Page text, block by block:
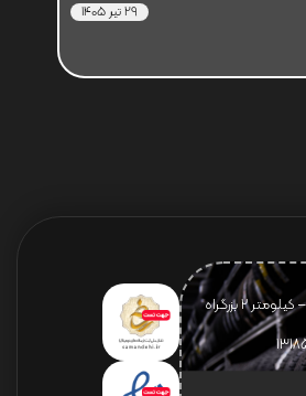
29 تیر 1405
آدرس: تهران -کیلومتر 12 بزرگراه فتح – کیلومتر ۲ بزرگراه